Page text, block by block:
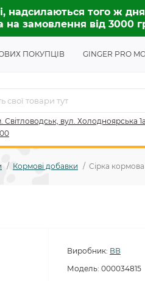
надсилаються того ж
замовлення від 3000
ПОКУПЦІВ GINGER PRO
Світловодськ, вул. Холодноярська
Кормові добавки Сірка
Виробник: ВВ
Модель: 000034815